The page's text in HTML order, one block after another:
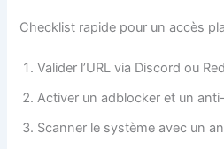
Checklist rapide pour un accès
Valider l’URL via Discord ou
Activer un adblocker et un
Scanner le système avec un